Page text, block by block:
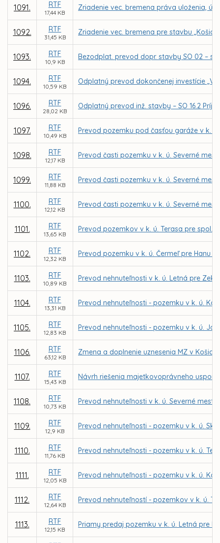
1091. RTF
17,44 KB
Zriadenie vec. bremena práva uloženia,
1092. RTF
31,45 KB
Zriadenie vec. bremena pre stavbu
1093. RTF
10,9 KB
Bezodplat. prevod dopr. stavby SO 02 –
1094. RTF
10,59 KB
Odplatný prevod dokončenej investície
1096. RTF
28,02 KB
Odplatný prevod inž. stavby – SO 16.2
1097. RTF
10,49 KB
Prevod pozemku pod časťou garáže v k.
1098. RTF
12,17 KB
Prevod časti pozemku v k. ú. Severné
1099. RTF
11,88 KB
Prevod časti pozemku v k. ú. Severné
1100. RTF
12,12 KB
Prevod časti pozemku v k. ú. Severné
1101. RTF
13,65 KB
Prevod pozemkov v k. ú. Terasa pre spol.
1102. RTF
12,32 KB
Prevod pozemku v k. ú. Čermeľ pre Hanu
1103. RTF
10,89 KB
Prevod nehnuteľnosti v k. ú. Letná pre
1104. RTF
13,31 KB
Prevod nehnuteľnosti - pozemku v k. ú.
1105. RTF
12,83 KB
Prevod nehnuteľnosti - pozemku v k. ú.
1106. RTF
63,12 KB
Zmena a doplnenie uznesenia MZ v
1107. RTF
15,43 KB
Návrh riešenia majetkovoprávneho
1108. RTF
10,73 KB
Prevod nehnuteľnosti v k. ú. Severné
1109. RTF
12,9 KB
Prevod nehnuteľnosti - pozemku v k. ú.
1110. RTF
11,76 KB
Prevod nehnuteľnosti - pozemku v k. ú.
1111. RTF
12,05 KB
Prevod nehnuteľnosti - pozemku v k. ú.
1112. RTF
12,64 KB
Prevod nehnuteľností - pozemkov v k. ú.
1113. RTF
12,15 KB
Priamy predaj pozemku v k. ú. Letná pre